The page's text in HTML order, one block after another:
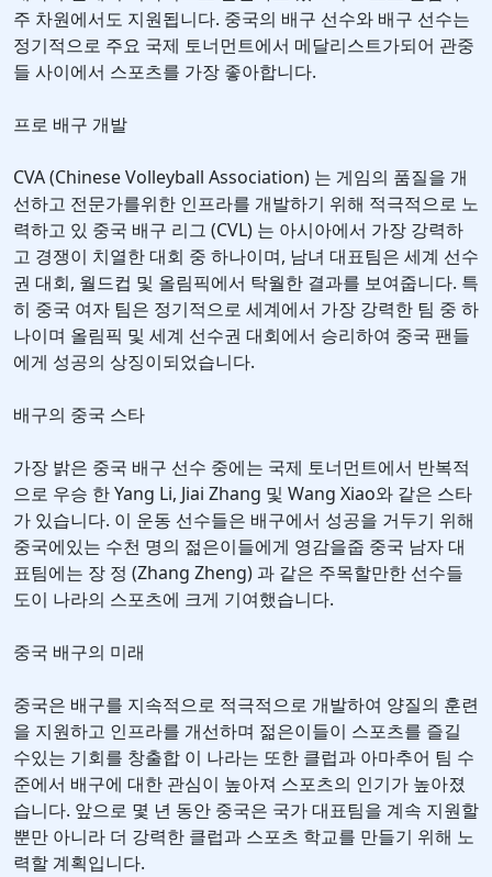
주 차원에서도 지원됩니다. 중국의 배구 선수와 배구 선수는
정기적으로 주요 국제 토너먼트에서 메달리스트가되어 관중
들 사이에서 스포츠를 가장 좋아합니다.
프로 배구 개발
CVA (Chinese Volleyball Association) 는 게임의 품질을 개
선하고 전문가를위한 인프라를 개발하기 위해 적극적으로 노
력하고 있 중국 배구 리그 (CVL) 는 아시아에서 가장 강력하
고 경쟁이 치열한 대회 중 하나이며, 남녀 대표팀은 세계 선수
권 대회, 월드컵 및 올림픽에서 탁월한 결과를 보여줍니다. 특
히 중국 여자 팀은 정기적으로 세계에서 가장 강력한 팀 중 하
나이며 올림픽 및 세계 선수권 대회에서 승리하여 중국 팬들
에게 성공의 상징이되었습니다.
배구의 중국 스타
가장 밝은 중국 배구 선수 중에는 국제 토너먼트에서 반복적
으로 우승 한 Yang Li, Jiai Zhang 및 Wang Xiao와 같은 스타
가 있습니다. 이 운동 선수들은 배구에서 성공을 거두기 위해
중국에있는 수천 명의 젊은이들에게 영감을줍 중국 남자 대
표팀에는 장 정 (Zhang Zheng) 과 같은 주목할만한 선수들
도이 나라의 스포츠에 크게 기여했습니다.
중국 배구의 미래
중국은 배구를 지속적으로 적극적으로 개발하여 양질의 훈련
을 지원하고 인프라를 개선하며 젊은이들이 스포츠를 즐길
수있는 기회를 창출합 이 나라는 또한 클럽과 아마추어 팀 수
준에서 배구에 대한 관심이 높아져 스포츠의 인기가 높아졌
습니다. 앞으로 몇 년 동안 중국은 국가 대표팀을 계속 지원할
뿐만 아니라 더 강력한 클럽과 스포츠 학교를 만들기 위해 노
력할 계획입니다.